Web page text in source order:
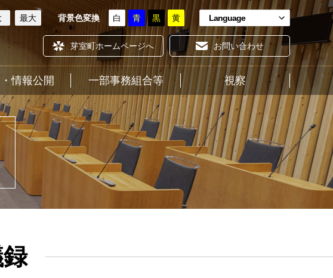
最大 背景色変換 白 青 黒 黄 Language
芽室町ホームページへ お問い合わせ
ホーム
情報公開 一部事務組合等 視察